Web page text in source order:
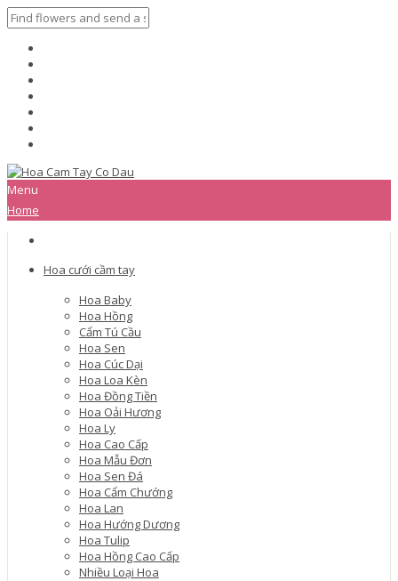
Menu
Home
Hoa cưới cầm tay
Hoa Baby
Hoa Hồng
Cẩm Tú Cầu
Hoa Sen
Hoa Cúc Dại
Hoa Loa Kèn
Hoa Đồng Tiền
Hoa Oải Hương
Hoa Ly
Hoa Cao Cấp
Hoa Mẫu Đơn
Hoa Sen Đá
Hoa Cẩm Chướng
Hoa Lan
Hoa Hướng Dương
Hoa Tulip
Hoa Hồng Cao Cấp
Nhiều Loại Hoa